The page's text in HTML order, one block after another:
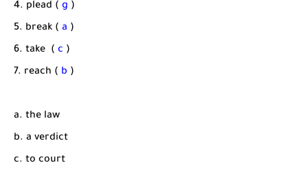
4. plead ( g )
5. break ( a )
6. take ( c )
7. reach ( b )
a. the law
b. a verdict
c. to court